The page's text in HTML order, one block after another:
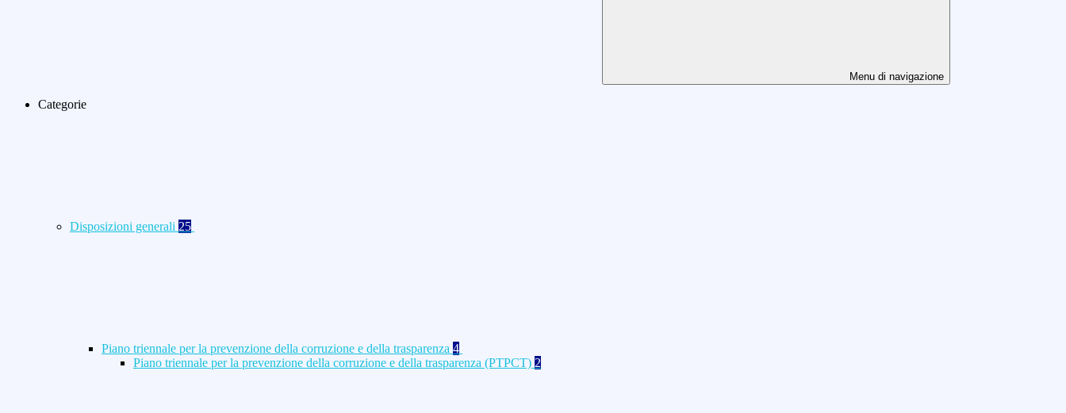
Menu di navigazione
Categorie
Disposizioni generali 25
Piano triennale per la prevenzione della corruzione e della trasparenza 4
Piano triennale per la prevenzione della corruzione e della trasparenza (PTPCT) 2